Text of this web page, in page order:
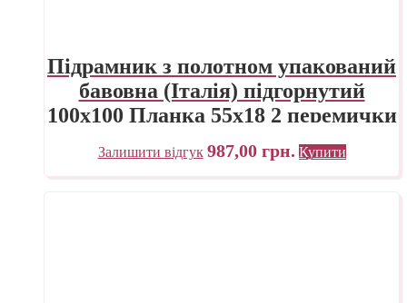
Підрамник з полотном упакований
бавовна (Італія) підгорнутий
100х100 Планка 55х18 2 перемички
ПП Трек Україна
Залишити відгук 987,00 грн. Купити